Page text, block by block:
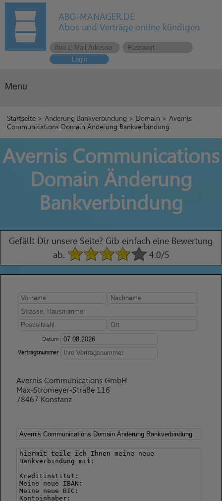
ABO-MANAGER.DE
Abos und Verträge online kündigen
Login
Menu
Startseite >Änderung Bankverbindung > Domain > Avernis
Communications Domain Änderung Bankverbindung
Avernis Communications
Domain Änderung
Bankverbindung
Gefällt Dir unsere Seite? Gib einfach eine Bewertung
ab.
4.0/5
Datum
Vertragsnummer
Avernis Communications GmbH
Max-Stromeyer-Straße 116
78467 Konstanz